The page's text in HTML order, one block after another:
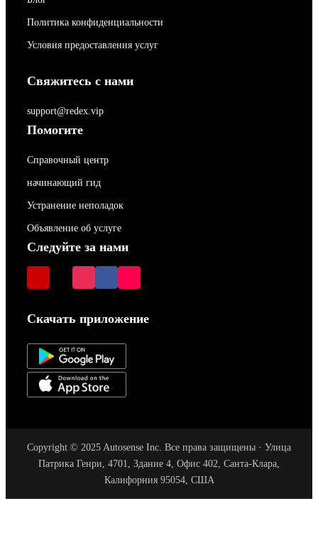
Политика конфиденциальности
Условия предоставления услуг
Свяжитесь с нами
support@redex.vip
Помогите
Справочный центр
начинающий гид
Устранение неполадок
Объявление об услуге
Следуйте за нами
Скачать приложение
Copyright © 2025 Autosense Inc. Все права защищены · Улица
Патрика Генри, 4701, Здание 4, Офис 402, Санта-Клара,
Калифорния 95054, США